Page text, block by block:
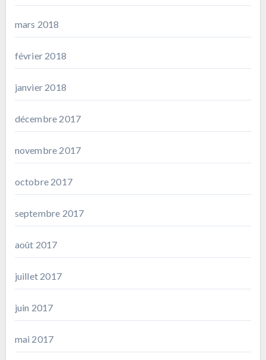
mars 2018
février 2018
janvier 2018
décembre 2017
novembre 2017
octobre 2017
septembre 2017
août 2017
juillet 2017
juin 2017
mai 2017